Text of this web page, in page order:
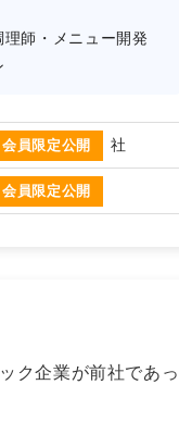
師・メニュー開発
会員限定公開 社
会員限定公開
ク企業が前社であっ